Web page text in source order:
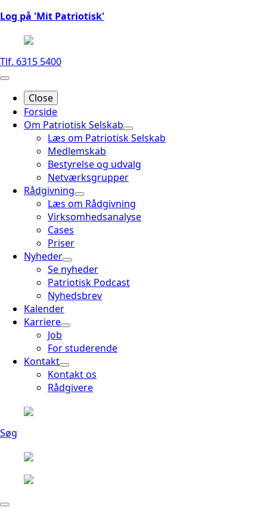
Log på 'Mit Patriotisk'
Tlf. 6315 5400
Close
Forside
Om Patriotisk Selskab
Læs om Patriotisk Selskab
Medlemskab
Bestyrelse og udvalg
Netværksgrupper
Rådgivning
Læs om Rådgivning
Virksomhedsanalyse
Cases
Priser
Nyheder
Se nyheder
Patriotisk Podcast
Nyhedsbrev
Kalender
Karriere
Job
For studerende
Kontakt
Kontakt os
Rådgivere
Søg